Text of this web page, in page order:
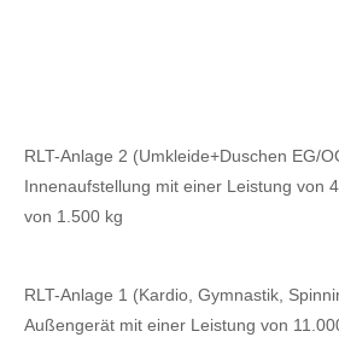
RLT-Anlage 2 (Umkleide+Duschen EG/
Innenaufstellung mit einer Leistung von
von 1.500 kg
RLT-Anlage 1 (Kardio, Gymnastik,
Außengerät mit einer Leistung von